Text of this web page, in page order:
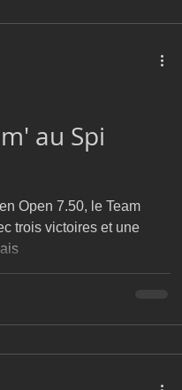
au Spi
Open 7.50, le Team
trois victoires et une